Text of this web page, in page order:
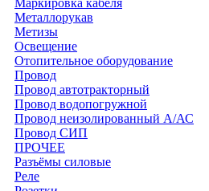
Маркировка кабеля
Металлорукав
Метизы
Освещение
Отопительное оборудование
Провод
Провод автотракторный
Провод водопогружной
Провод неизолированный А/АС
Провод СИП
ПРОЧЕЕ
Разъёмы силовые
Реле